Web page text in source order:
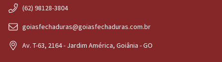
(62) 98128-3804
goiasfechaduras@goiasfechaduras.com.br
Av. T-63, 2164 - Jardim América, Goiânia - GO